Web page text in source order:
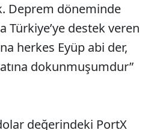
Deprem döneminde
Türkiye’ye destek veren
herkes Eyüp abi der,
dokunmuşumdur”
değerindeki PortX